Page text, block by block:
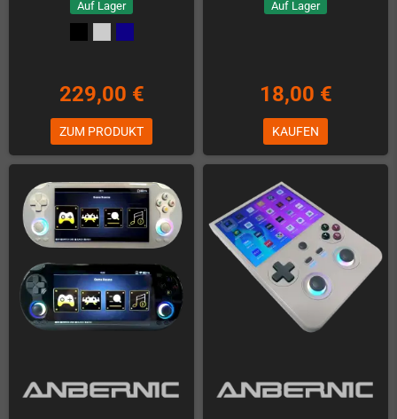
Auf Lager
229,00 €
ZUM PRODUKT
Auf Lager
18,00 €
KAUFEN